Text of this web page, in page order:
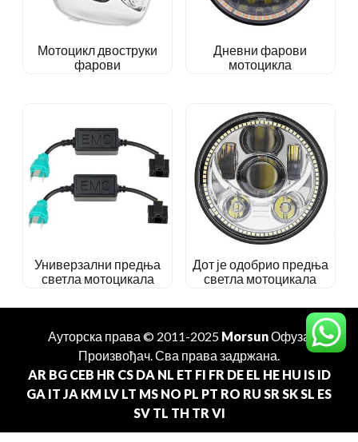
Мотоцикл двоструки
фарови
Дневни фарови
мотоцикла
Универзални предња
светла мотоцикала
Дот је одобрио предња
светла мотоцикала
Ауторска права © 2011-2025 MorsunОфуза
Произвођач. Сва права задржана.
AR BG CEB HR CS DA NL ET FI FR DE EL HE HU IS ID
GA IT JA KM LV LT MS NO PL PT RO RU SR SKSL ES
SV TL TH TR VI